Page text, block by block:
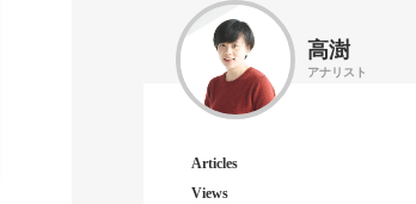
高澍
アナリスト
Articles
Views